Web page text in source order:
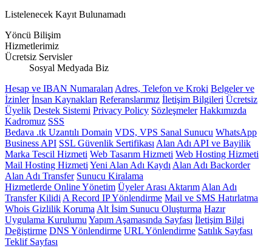
Listelenecek Kayıt Bulunamadı
Yöncü Bilişim
Hizmetlerimiz
Ücretsiz Servisler
Sosyal Medyada Biz
Hesap ve IBAN Numaraları Adres, Telefon ve Kroki Belgeler ve
İzinler İnsan Kaynakları Referanslarımız İletişim Bilgileri Ücretsiz
Üyelik Destek Sistemi Privacy Policy Sözleşmeler Hakkımızda
Kadromuz SSS
Bedava .tk Uzantılı Domain VDS, VPS Sanal Sunucu WhatsApp
Business API SSL Güvenlik Sertifikası Alan Adı API ve Bayilik
Marka Tescil Hizmeti Web Tasarım Hizmeti Web Hosting Hizmeti
Mail Hosting Hizmeti Yeni Alan Adı Kaydı Alan Adı Backorder
Alan Adı Transfer Sunucu Kiralama
Hizmetlerde Online Yönetim Üyeler Arası Aktarım Alan Adı
Transfer Kilidi A Record IP Yönlendirme Mail ve SMS Hatırlatma
Whois Gizlilik Koruma Alt İsim Sunucu Oluşturma Hazır
Uygulama Kurulumu Yapım Aşamasında Sayfası İletişim Bilgi
Değiştirme DNS Yönlendirme URL Yönlendirme Satılık Sayfası
Teklif Sayfası